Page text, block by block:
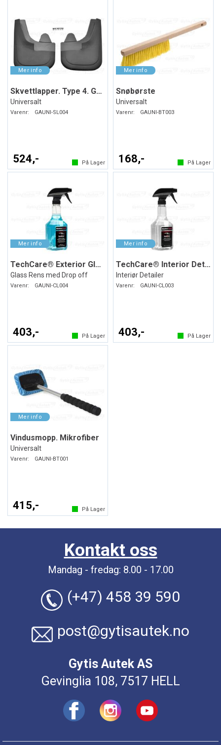
Skvettlapper. Type 4. Gummi
Universalt
Varenr: GAUNI-SL004
524,- På Lager
Snøbørste
Universalt
Varenr: GAUNI-BT003
168,- På Lager
TechCare® Exterior Glass Cleaner
Glass Rens med Drop off
Varenr: GAUNI-CL004
403,- På Lager
TechCare® Interior Detailer
Interiør Detailer
Varenr: GAUNI-CL003
403,- På Lager
Vindusmopp. Mikrofiber
Universalt
Varenr: GAUNI-BT001
415,- På Lager
Kontakt oss
Mandag - fredag: 8.00 - 17.00
(+47) 458 39 590
post@gytisautek.no
Gytis Autek AS
Gevinglia 108, 7517 HELL